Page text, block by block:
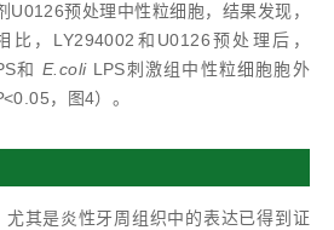
预处理中性粒细胞，结果发现，
，LY294002和U0126预处理后，
和 E.coliLPS刺激组中性粒细胞胞外
<0.05，图4）。
其是炎性牙周组织中的表达已得到证